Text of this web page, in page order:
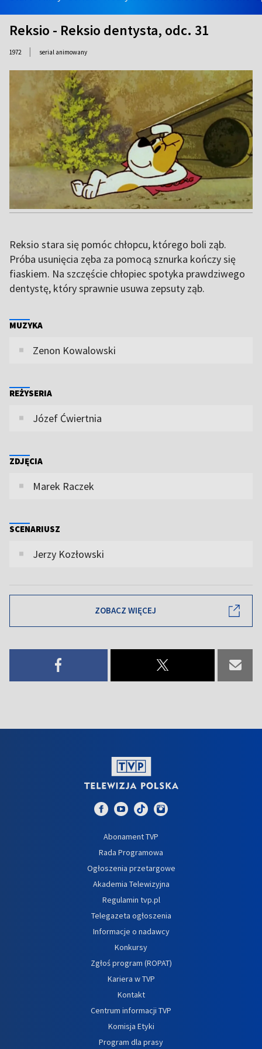
Reksio - Reksio dentysta, odc. 31
1972 | serial animowany
Reksio stara się pomóc chłopcu, którego boli ząb.
Próba usunięcia zęba za pomocą sznurka kończy się
fiaskiem. Na szczęście chłopiec spotyka prawdziwego
dentystę, który sprawnie usuwa zepsuty ząb.
MUZYKA
Zenon Kowalowski
REŻYSERIA
Józef Ćwiertnia
ZDJĘCIA
Marek Raczek
SCENARIUSZ
Jerzy Kozłowski
ZOBACZ WIĘCEJ
Abonament TVP
Rada Programowa
Ogłoszenia przetargowe
Akademia Telewizyjna
Regulamin tvp.pl
Telegazeta ogłoszenia
Informacje o nadawcy
Konkursy
Zgłoś program (ROPAT)
Kariera w TVP
Kontakt
Centrum informacji TVP
Komisja Etyki
Program dla prasy